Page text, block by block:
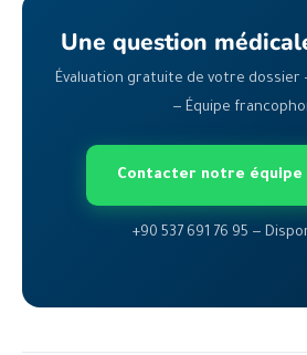
Une question
Évaluation gratuite de votre dossier
— Équipe
Contacter notre équipe
+90 537 691 76 95 —